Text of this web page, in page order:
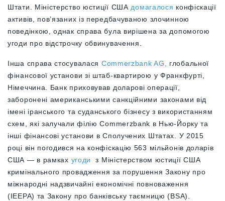
Штати. Міністерство юстиції США домагалося конфіскації
активів, пов’язаних із передбачуваною злочинною
поведінкою, однак справа була вирішена за допомогою
угоди про відстрочку обвинувачення.
Інша справа стосувалася Commerzbank AG,
глобальної
фінансової установи зі штаб-квартирою у Франкфурті,
Німеччина. Банк приховував доларові операції,
заборонені американськими санкційними законами від
імені іранського та суданського бізнесу з використанням
схем, які залучали філію Commerzbank в Нью-Йорку та
інші фінансові установи в Сполучених Штатах. У 2015
році він погодився на конфіскацію 563 мільйонів доларів
США — в рамках угоди
з Міністерством юстиції США
кримінального провадження за порушення Закону про
міжнародні надзвичайні економічні повноваження
(IEEPA) та Закону про банківську таємницю (BSA).